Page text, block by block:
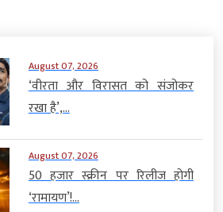
August 07, 2026
‘वीरता और विरासत को संजोकर
रखा है’,...
August 07, 2026
50 हजार स्क्रीन पर रिलीज होगी
‘रामायण’!...